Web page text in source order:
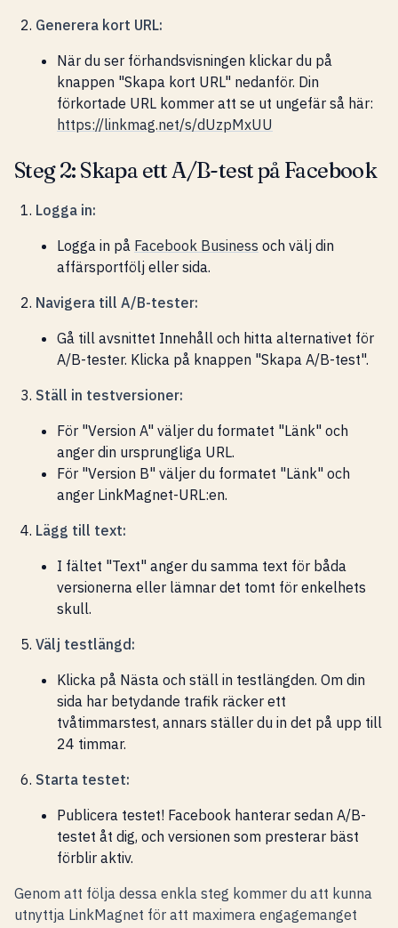
Generera kort URL:
När du ser förhandsvisningen klickar du på
knappen "Skapa kort URL" nedanför. Din
förkortade URL kommer att se ut ungefär så här:
https://linkmag.net/s/dUzpMxUU
Steg 2: Skapa ett A/B-test på Facebook
Logga in:
Logga in på Facebook Business och välj din
affärsportfölj eller sida.
Navigera till A/B-tester:
Gå till avsnittet Innehåll och hitta alternativet för
A/B-tester. Klicka på knappen "Skapa A/B-test".
Ställ in testversioner:
För "Version A" väljer du formatet "Länk" och
anger din ursprungliga URL.
För "Version B" väljer du formatet "Länk" och
anger LinkMagnet-URL:en.
Lägg till text:
I fältet "Text" anger du samma text för båda
versionerna eller lämnar det tomt för enkelhets
skull.
Välj testlängd:
Klicka på Nästa och ställ in testlängden. Om din
sida har betydande trafik räcker ett
tvåtimmarstest, annars ställer du in det på upp till
24 timmar.
Starta testet:
Publicera testet! Facebook hanterar sedan A/B-
testet åt dig, och versionen som presterar bäst
förblir aktiv.
Genom att följa dessa enkla steg kommer du att kunna
utnyttja LinkMagnet för att maximera engagemanget